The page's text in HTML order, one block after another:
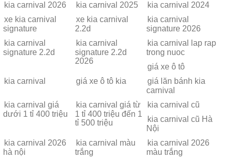
kia carnival 2026 kia carnival 2025
kia carnival 2024
xe kia carnival
signature
xe kia carnival
2.2d
kia carnival
signature 2026
kia carnival
signature 2.2d
kia carnival
signature 2.2d
2026
kia carnival lap rap
trong nuoc
giá xe ô tô
kia carnival
giá xe ô tô kia
giá lăn bánh kia
carnival
kia carnival giá
dưới 1 tỉ 400 triệu
kia carnival giá từ
1 tỉ 400 triệu đến 1
tỉ 500 triệu
kia carnival cũ
kia carnival cũ Hà
Nội
kia carnival 2026
hà nội
kia carnival màu
trắng
kia carnival 2026
màu trắng